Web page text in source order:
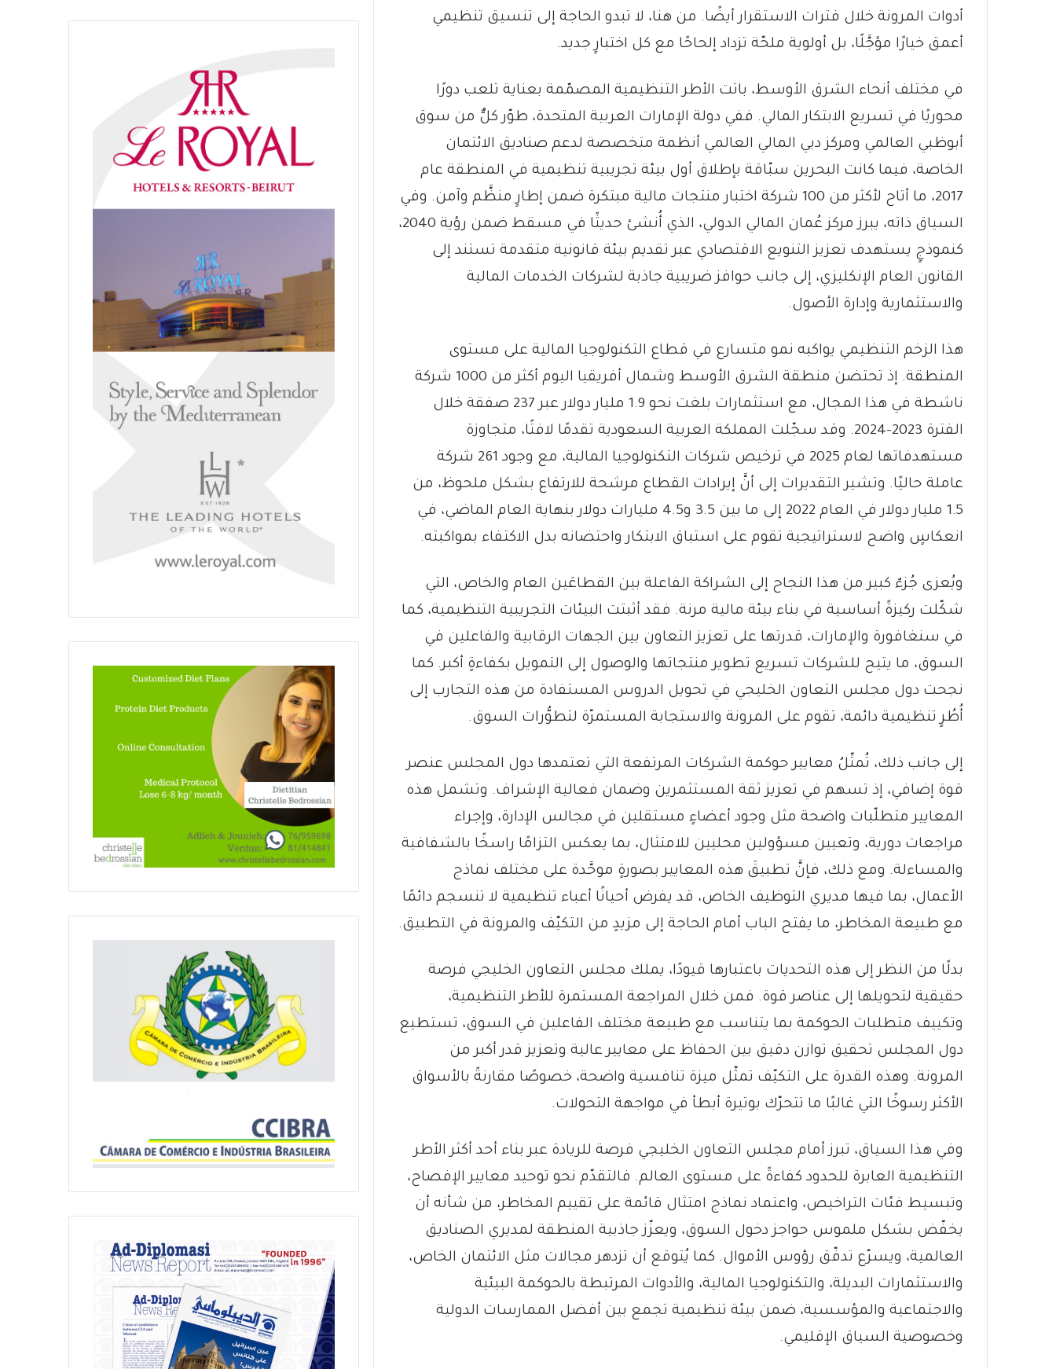
أدوات المرونة خلال فترات الاستقرار أيضًا. من هنا، لا تبدو الحاجة إلى تنسيق تنظيمي
أعمق خيارًا مؤجَّلًا، بل أولوية ملحّة تزداد إلحاحًا مع كل اختبارٍ جديد.
في مختلف أنحاء الشرق الأوسط، باتت الأطر التنظيمية المصمّمة بعناية تلعب دورًا
محوريًا في تسريع الابتكار المالي. ففي دولة الإمارات العربية المتحدة، طوّر كلٌّ من سوق
أبوظبي العالمي ومركز دبي المالي العالمي أنظمة متخصصة لدعم صناديق الائتمان
الخاصة، فيما كانت البحرين سبّاقة بإطلاق أول بيئة تجريبية تنظيمية في المنطقة عام
2017، ما أتاح لأكثر من 100 شركة اختبار منتجات مالية مبتكرة ضمن إطارٍ منظَّم وآمن. وفي
السياق ذاته، يبرز مركز عُمان المالي الدولي، الذي أُنشئ حديثًا في مسقط ضمن رؤية 2040،
كنموذجٍ يستهدف تعزيز التنويع الاقتصادي عبر تقديم بيئة قانونية متقدمة تستند إلى
القانون العام الإنكليزي، إلى جانب حوافز ضريبية جاذبة لشركات الخدمات المالية
والاستثمارية وإدارة الأصول.
هذا الزخم التنظيمي يواكبه نمو متسارع في قطاع التكنولوجيا المالية على مستوى
المنطقة. إذ تحتضن منطقة الشرق الأوسط وشمال أفريقيا اليوم أكثر من 1000 شركة
ناشطة في هذا المجال، مع استثمارات بلغت نحو 1.9 مليار دولار عبر 237 صفقة خلال
الفترة 2023-2024. وقد سجّلت المملكة العربية السعودية تقدمًا لافتًا، متجاوزة
مستهدفاتها لعام 2025 في ترخيص شركات التكنولوجيا المالية، مع وجود 261 شركة
عاملة حاليًا. وتشير التقديرات إلى أنَّ إيرادات القطاع مرشحة للارتفاع بشكل ملحوظ، من
1.5 مليار دولار في العام 2022 إلى ما بين 3.5 و4.5 مليارات دولار بنهاية العام الماضي، في
انعكاسٍ واضح لاستراتيجية تقوم على استباق الابتكار واحتضانه بدل الاكتفاء بمواكبته.
ويُعزى جُزءٌ كبير من هذا النجاح إلى الشراكة الفاعلة بين القطاعَين العام والخاص، التي
شكّلت ركيزةً أساسية في بناء بيئة مالية مرنة. فقد أثبتت البيئات التجريبية التنظيمية، كما
في سنغافورة والإمارات، قدرتها على تعزيز التعاون بين الجهات الرقابية والفاعلين في
السوق، ما يتيح للشركات تسريع تطوير منتجاتها والوصول إلى التمويل بكفاءةٍ أكبر. كما
نجحت دول مجلس التعاون الخليجي في تحويل الدروس المستفادة من هذه التجارب إلى
أُطُرٍ تنظيمية دائمة، تقوم على المرونة والاستجابة المستمرّة لتطوُّرات السوق.
إلى جانب ذلك، تُمثّلُ معايير حوكمة الشركات المرتفعة التي تعتمدها دول المجلس عنصر
قوة إضافي، إذ تسهم في تعزيز ثقة المستثمرين وضمان فعالية الإشراف. وتشمل هذه
المعايير متطلّبات واضحة مثل وجود أعضاءٍ مستقلين في مجالس الإدارة، وإجراء
مراجعات دورية، وتعيين مسؤولين محليين للامتثال، بما يعكس التزامًا راسخًا بالشفافية
والمساءلة. ومع ذلك، فإنَّ تطبيقَ هذه المعايير بصورةٍ موحَّدة على مختلف نماذج
الأعمال، بما فيها مديري التوظيف الخاص، قد يفرض أحيانًا أعباء تنظيمية لا تنسجم دائمًا
مع طبيعة المخاطر، ما يفتح الباب أمام الحاجة إلى مزيدٍ من التكيّف والمرونة في التطبيق.
بدلًا من النظر إلى هذه التحديات باعتبارها قيودًا، يملك مجلس التعاون الخليجي فرصة
حقيقية لتحويلها إلى عناصر قوة. فمن خلال المراجعة المستمرة للأطر التنظيمية،
وتكييف متطلبات الحوكمة بما يتناسب مع طبيعة مختلف الفاعلين في السوق، تستطيع
دول المجلس تحقيق توازن دقيق بين الحفاظ على معايير عالية وتعزيز قدر أكبر من
المرونة. وهذه القدرة على التكيّف تمثّل ميزة تنافسية واضحة، خصوصًا مقارنةً بالأسواق
الأكثر رسوخًا التي غالبًا ما تتحرّك بوتيرة أبطأ في مواجهة التحولات.
وفي هذا السياق، تبرز أمام مجلس التعاون الخليجي فرصة للريادة عبر بناء أحد أكثر الأطر
التنظيمية العابرة للحدود كفاءةً على مستوى العالم. فالتقدّم نحو توحيد معايير الإفصاح،
وتبسيط فئات التراخيص، واعتماد نماذج امتثال قائمة على تقييم المخاطر، من شأنه أن
يخفّض بشكل ملموس حواجز دخول السوق، ويعزّز جاذبية المنطقة لمديري الصناديق
العالمية، ويسرّع تدفّق رؤوس الأموال. كما يُتوقع أن تزدهر مجالات مثل الائتمان الخاص،
والاستثمارات البديلة، والتكنولوجيا المالية، والأدوات المرتبطة بالحوكمة البيئية
والاجتماعية والمؤسسية، ضمن بيئة تنظيمية تجمع بين أفضل الممارسات الدولية
وخصوصية السياق الإقليمي.